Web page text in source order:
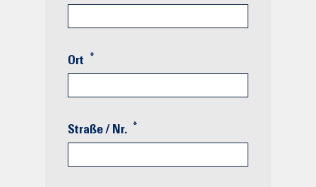
Ort *
Straße / Nr. *